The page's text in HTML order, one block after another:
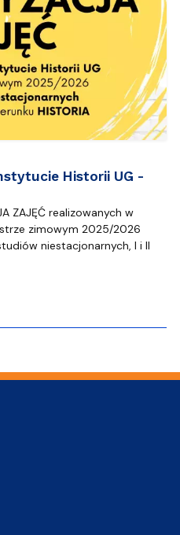
Historii UG -
ZAJĘĆ realizowanych w
zimowym 2025/2026
niestacjonarnych, I i II
strona